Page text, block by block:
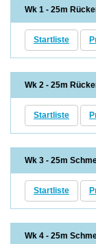
Wk 1 - 25m
Startliste
Wk 2 - 25m
Startliste
Wk 3 - 25m
Startliste
Wk 4 - 25m